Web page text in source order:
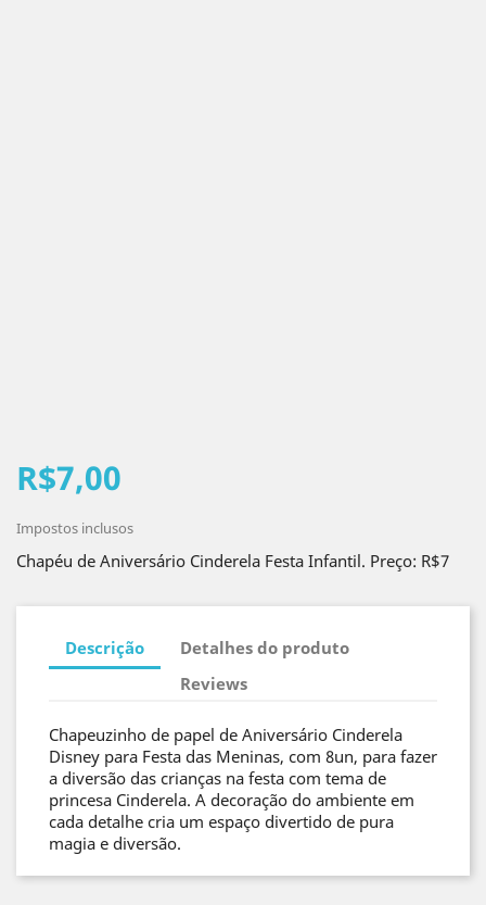
R$7,00
Impostos inclusos
Chapéu de Aniversário Cinderela Festa Infantil. Preço: R$7
Descrição
Detalhes do produto
Reviews
Chapeuzinho de papel de Aniversário Cinderela
Disney para Festa das Meninas, com 8un, para fazer
a diversão das crianças na festa com tema de
princesa Cinderela. A decoração do ambiente em
cada detalhe cria um espaço divertido de pura
magia e diversão.